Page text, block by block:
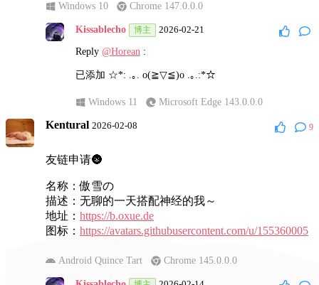
Reply@Kissablecho:
是的。
Reply@梁栋烨
这个昵称是我在注册QQ邮箱英文名时，系统给我随机
Android Quince Tart Microsoft Edge 147.0.0.0
梁栋烨 2026-05-05
那整挺好啊，如果你觉得有啥问题，欢迎在我的网站
提交工单。
随意加友链是件没有意义的事，对seo帮助也不大
Windows 11 Microsoft Edge 143.0.0.0
Windows 10 Chrome 147.0.0.0
Kissablecho 博主 2026-02-21
Reply @Horean:
已添加 ☆*: .｡. o(≧▽≦)o .｡.:*☆
Windows 11 Microsoft Edge 143.0.0.0
Kentural 2026-02-08 9
友链申请🌚
名称：傲雪の
描述：无聊的一天搭配神经的我～
地址： https://b.oxue.de
图标： https://avatars.githubusercontent.com/u/155360005
Android Quince Tart Chrome 145.0.0.0